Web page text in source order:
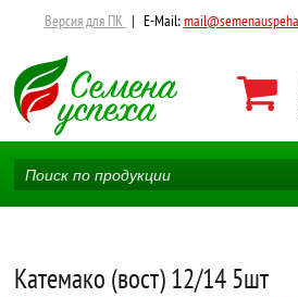
Версия для ПК | E-Mail:
Катемако (вост) 12/14 5шт